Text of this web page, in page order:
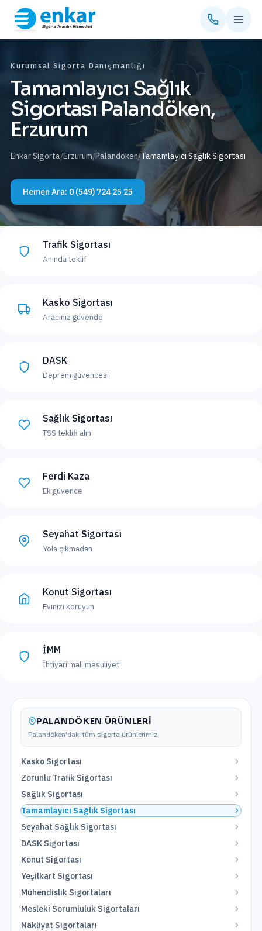
Kurumsal Sigorta Danışmanlığı
Tamamlayıcı Sağlık
Sigortası Palandöken,
Erzurum
Enkar Sigorta/Erzurum/Palandöken/Tamamlayıcı Sağlık Sigortası
Hemen Ara: 0 (549) 724 25 25
Trafik Sigortası
Anında teklif
Kasko Sigortası
Aracınız güvende
DASK
Deprem güvencesi
Sağlık Sigortası
TSS teklifi alın
Ferdi Kaza
Ek güvence
Seyahat Sigortası
Yola çıkmadan
Konut Sigortası
Evinizi koruyun
İMM
İhtiyari mali mesuliyet
PALANDÖKEN ÜRÜNLERI
Palandöken'daki tüm sigorta ürünlerimiz
Kasko Sigortası
Zorunlu Trafik Sigortası
Sağlık Sigortası
Tamamlayıcı Sağlık Sigortası
Seyahat Sağlık Sigortası
DASK Sigortası
Konut Sigortası
Yeşilkart Sigortası
Mühendislik Sigortaları
Mesleki Sorumluluk Sigortaları
Nakliyat Sigortaları